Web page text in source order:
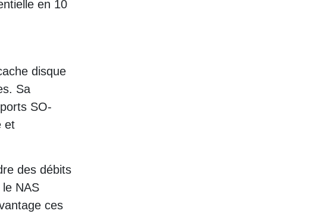
en 10
disque
Sa
SO-
et
des débits
NAS
ces